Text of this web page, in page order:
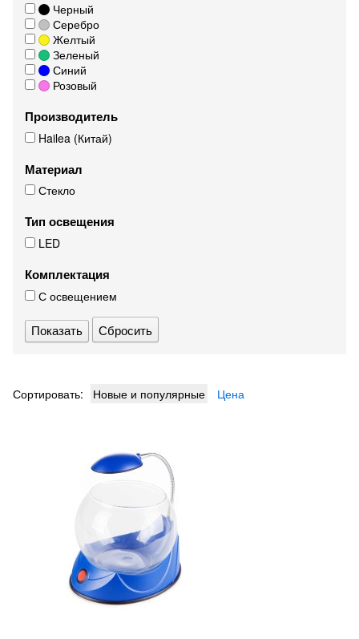
Черный
Серебро
Желтый
Зеленый
Синий
Розовый
Производитель
Hailea (Китай)
Материал
Стекло
Тип освещения
LED
Комплектация
С освещением
Сбросить
Сортировать: Новые и популярные Цена